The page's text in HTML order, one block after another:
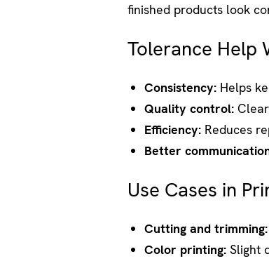
finished products look
Tolerance Help
Consistency:Helps
Quality control:Clear
Efficiency:Reduces
Better
Use Cases in
Cutting and trimming:
Color printing:Slight